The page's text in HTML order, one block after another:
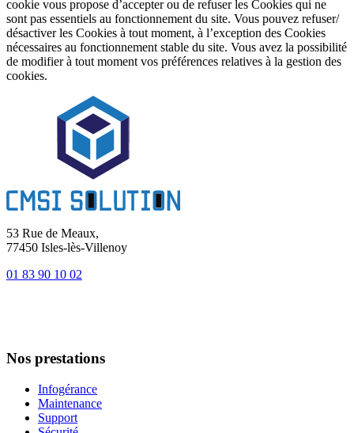
cookie vous propose d’accepter ou de refuser les Cookies qui ne
sont pas essentiels au fonctionnement du site. Vous pouvez refuser/
désactiver les Cookies à tout moment, à l’exception des Cookies
nécessaires au fonctionnement stable du site. Vous avez la possibilité
de modifier à tout moment vos préférences relatives à la gestion des
cookies.
53 Rue de Meaux,
77450 Isles-lès-Villenoy
01 83 90 10 02
Nos prestations
Infogérance
Maintenance
Support